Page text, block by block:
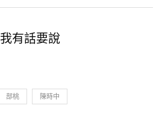
我有話要說
部桃 陳時中